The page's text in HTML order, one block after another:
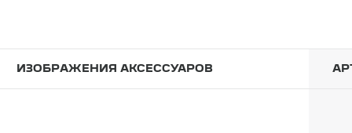
ИЗОБРАЖЕНИЯ АКСЕССУАРОВ